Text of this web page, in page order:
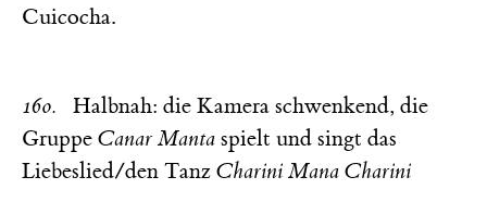
Cuicocha.
160.
Halbnah: die Kamera schwenkend, die
Gruppe Canar Manta spielt und singt das
Liebeslied/den Tanz Charini Mana Charini